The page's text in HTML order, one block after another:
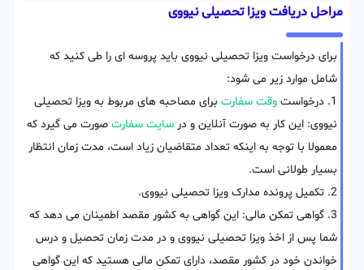
مراحل دریافت ویزا تحصیلی نیووی
برای درخواست ویزا تحصیلی نیووی باید پروسه ای را طی کنید که
شامل موارد زیر می شود:
1. درخواست
وقت سفارت برای مصاحبه های مربوط به ویزا تحصیلی
نیووی: این کار به صورت آنلاین و در سایت سفارت صورت می گیرد که
معمولا با توجه به اینکه تعداد متقاضیان زیاد است، مدت زمان انتظار
بسیار طولانی است.
2. تکمیل پرونده مدارک ویزا تحصیلی نیووی.
3. گواهی تمکن مالی: این گواهی به کشور مقصد اطمینان می دهد که
شما پس از اخذ ویزا تحصیلی نیووی و در مدت زمان تحصیل و درس
خواندن خود در کشور مقصد، دارای تمکن مالی هستید که این گواهی